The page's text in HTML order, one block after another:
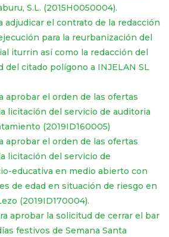
S.L. (2015H0050004).
adjudicar el contrato de la redacción
para la reurbanización del
iturrin así como la redacción del
del citado polígono a INJELAN SL
aprobar el orden de las ofertas
licitación del servicio de auditoria
(2019ID160005)
aprobar el orden de las ofertas
licitación del servicio de
educativa en medio abierto con
de edad en situación de riesgo en
(2019ID170004).
aprobar la solicitud de cerrar el bar
festivos de Semana Santa